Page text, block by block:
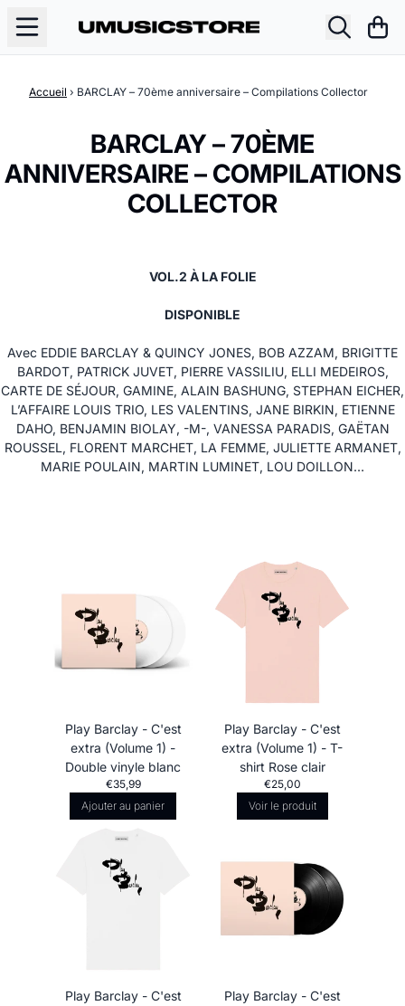
Accueil › BARCLAY – 70ème anniversaire – Compilations Collector
BARCLAY – 70ÈME
ANNIVERSAIRE – COMPILATIONS
COLLECTOR
VOL.2 À LA FOLIE
DISPONIBLE
Avec EDDIE BARCLAY & QUINCY JONES, BOB AZZAM, BRIGITTE
BARDOT, PATRICK JUVET, PIERRE VASSILIU, ELLI MEDEIROS,
CARTE DE SÉJOUR, GAMINE, ALAIN BASHUNG, STEPHAN EICHER,
L’AFFAIRE LOUIS TRIO, LES VALENTINS, JANE BIRKIN, ETIENNE
DAHO, BENJAMIN BIOLAY, -M-, VANESSA PARADIS, GAËTAN
ROUSSEL, FLORENT MARCHET, LA FEMME, JULIETTE ARMANET,
MARIE POULAIN, MARTIN LUMINET, LOU DOILLON…
Play Barclay - C'est
extra (Volume 1) -
Double vinyle blanc
€35,99
Ajouter au panier
Play Barclay - C'est
extra (Volume 1) - T-
shirt Rose clair
€25,00
Voir le produit
Play Barclay - C'est
Play Barclay - C'est